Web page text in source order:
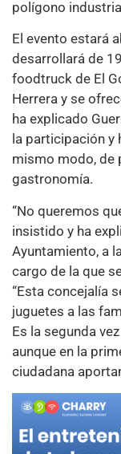
polígono
El evento estará
desarrollará de
foodtruck de El
Herrera y se
ha explicado
la participación y
mismo modo, de
gastronomía.
“No queremos
insistido y ha
Ayuntamiento, a
cargo de la que
“Esta concejalía
juguetes a las
Es la segunda
aunque en la
ciudadana